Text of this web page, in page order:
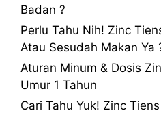
Badan ?
Perlu Tahu Nih! Zinc
Atau Sesudah Makan Ya
Aturan Minum & Dosis
Umur 1 Tahun
Cari Tahu Yuk! Zinc